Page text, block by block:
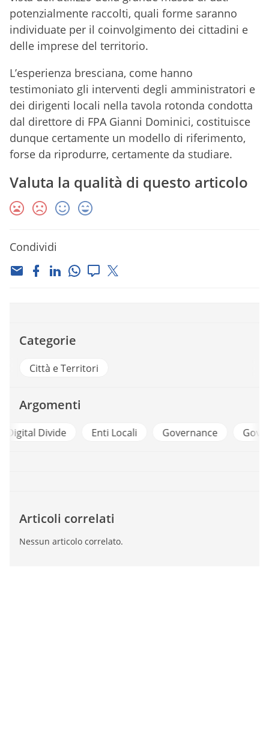
potenzialmente raccolti, quali forme saranno
individuate per il coinvolgimento dei cittadini e
delle imprese del territorio.
L’esperienza bresciana, come hanno
testimoniato gli interventi degli amministratori e
dei dirigenti locali nella tavola rotonda condotta
dal direttore di FPA Gianni Dominici, costituisce
dunque certamente un modello di riferimento,
forse da riprodurre, certamente da studiare.
Valuta la qualità di questo articolo
Condividi
Categorie
Città e Territori
Argomenti
Enti Locali Governance Governance Del
Articoli correlati
Nessun articolo correlato.